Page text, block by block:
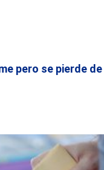
pero se pierde